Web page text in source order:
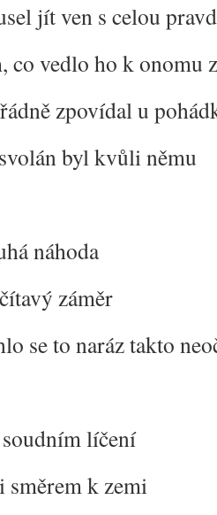
jít ven s celou
co vedlo ho k onomu
zpovídal u
byl kvůli němu
náhoda
záměr
se to naráz takto
líčení
k zemi